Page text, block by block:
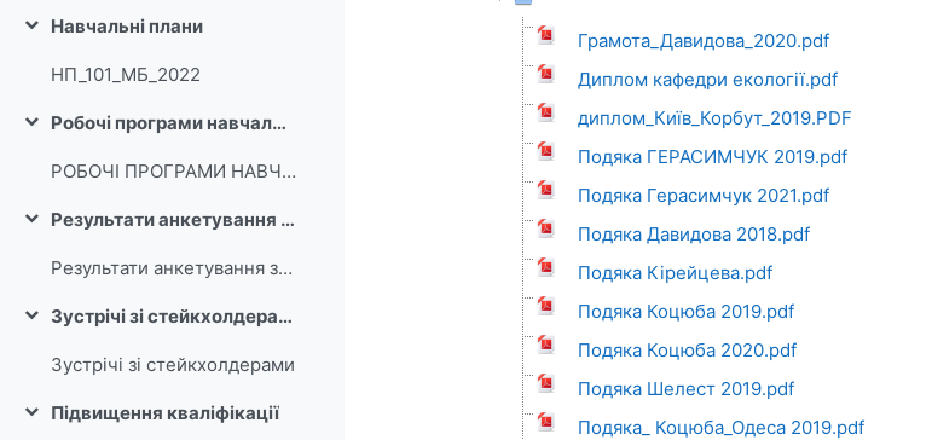
Згорнути
Навчальні плани
НП_101_МБ_2022
Згорнути Робочі програми навчальних дисциплін
РОБОЧІ ПРОГРАМИ НАВЧАЛЬНИХ ДИСЦИПЛІН
Згорнути Результати анкетування здобувачів вищої освіти
Результати анкетування здобувачів вищої освіти
Згорнути Зустрічі зі стейкхолдерами
Зустрічі зі стейкхолдерами
Згорнути
Підвищення кваліфікації
Грамота_Давидова_2020.pdf
Диплом кафедри екології.pdf
диплом_Київ_Корбут_2019.PDF
Подяка ГЕРАСИМЧУК 2019.pdf
Подяка Герасимчук 2021.pdf
Подяка Давидова 2018.pdf
Подяка Кірейцева.pdf
Подяка Коцюба 2019.pdf
Подяка Коцюба 2020.pdf
Подяка Шелест 2019.pdf
Подяка_ Коцюба_Одеса 2019.pdf